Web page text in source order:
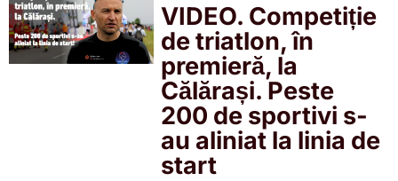
VIDEO. Competiție
de triatlon, în
premieră, la
Călărași. Peste
200 de sportivi s-
au aliniat la linia de
start